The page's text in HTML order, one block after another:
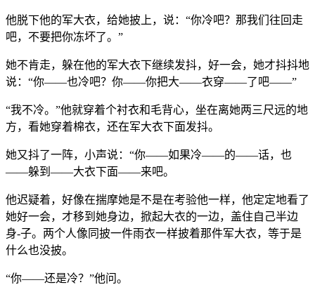
他脱下他的军大衣，给她披上，说：“你冷吧？那我们往回走
吧，不要把你冻坏了。”
她不肯走，躲在他的军大衣下继续发抖，好一会，她才抖抖地
说：“你——也冷吧？你——你把大——衣穿——了吧——”
“我不冷。”他就穿着个衬衣和毛背心，坐在离她两三尺远的地
方，看她穿着棉衣，还在军大衣下面发抖。
她又抖了一阵，小声说：“你——如果冷——的——话，也
——躲到——大衣下面——来吧。
他迟疑着，好像在揣摩她是不是在考验他一样，他定定地看了
她好一会，才移到她身边，掀起大衣的一边，盖住自己半边
身-子。两个人像同披一件雨衣一样披着那件军大衣，等于是
什么也没披。
“你——还是冷？”他问。